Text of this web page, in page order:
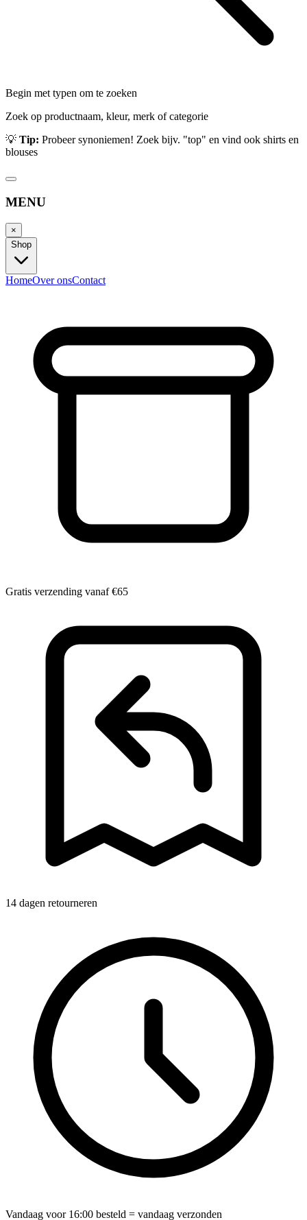
Begin met typen om te zoeken
Zoek op productnaam, kleur, merk of categorie
💡 Tip: Probeer synoniemen! Zoek bijv. "top" en vind ook shirts en
blouses
MENU
×
Shop
HomeOver onsContact
Gratis verzending vanaf€65
14 dagen retourneren
Vandaag voor 16:00 besteld = vandaag verzonden